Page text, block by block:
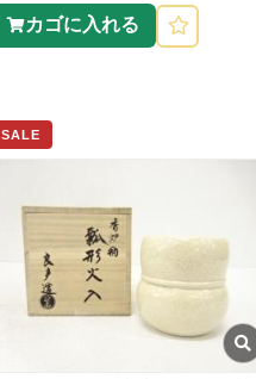
カゴに入れる
SALE